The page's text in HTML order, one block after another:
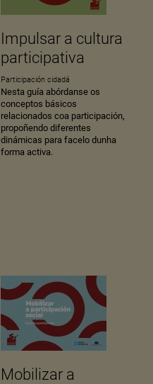
Impulsar a cultura
participativa
Participación cidadá
Nesta guía abórdanse os
conceptos básicos
relacionados coa participación,
propoñendo diferentes
dinámicas para facelo dunha
forma activa.
Mobilizar a